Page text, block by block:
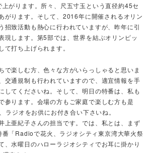
上がります。所々、尺五寸玉という直径約45セ
がります。そして、 2016年に開催されるオリン
招致活動も熱心に行われていますが、昨年に引
現します。第5部では、世界を結ぶオリンピッ
打ち上げられます。
で楽しむ方、色々な方がいらっしゃると思いま
交通規制も行われていますので、適宜情報を手
してくださいね。そして、明日の特番は、私も
参ります。会場の方もご家庭で楽しむ方も是
ラジオをお供にお付き合い下さいね。
上亜紀子さんの担当です。では、私とは、まず
番「Radioで花火、ラジオシティ東京湾大華火祭
、水曜日のハローラジオシティでお耳に掛かり